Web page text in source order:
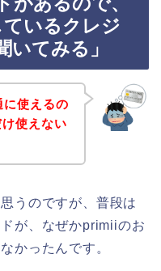
いるクレジ
いてみる」
に使えるの
使えない
うのですが、普段は
が、なぜかprimiiのお
かったんです。